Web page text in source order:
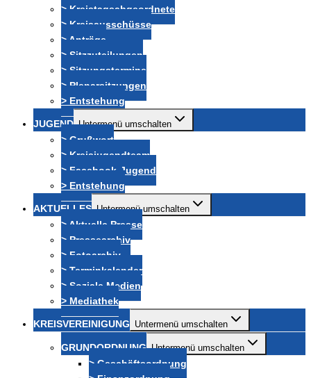
> Kreistagsabgeordnete
> Kreisausschüsse
> Anträge
> Sitzzuteilungen
> Sitzungstermine
> Plenarsitzungen
> Entstehung
JUGEND Untermenü umschalten
> Grußwort
> Kreisjugendteam
> Facebook-Jugend
> Entstehung
AKTUELLES Untermenü umschalten
> Aktuelle Presse
> Pressearchiv
> Fotoarchiv
> Terminkalender
> Soziale Medien
> Mediathek
KREISVEREINIGUNG Untermenü umschalten
GRUNDORDNUNG Untermenü umschalten
> Geschäftsordnung